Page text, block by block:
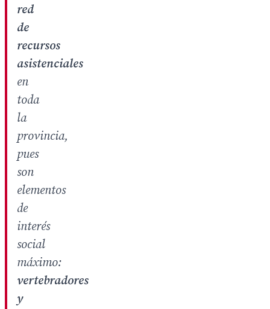
red
de
recursos
asistenciales
en
toda
la
provincia,
pues
son
elementos
de
interés
social
máximo:
vertebradores
y